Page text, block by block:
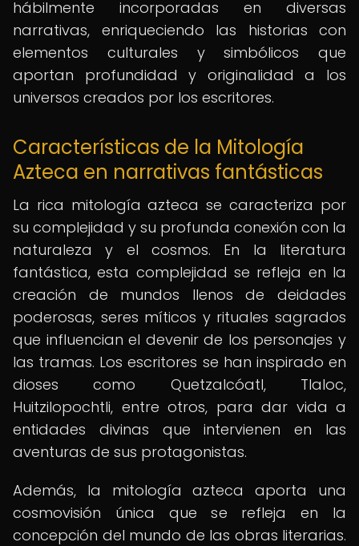
hábilmente incorporadas en diversas
narrativas, enriqueciendo las historias con
elementos culturales y simbólicos que
aportan profundidad y originalidad a los
universos creados por los escritores.
Características de la Mitología
Azteca en narrativas fantásticas
La rica mitología azteca se caracteriza por
su complejidad y su profunda conexión con la
naturaleza y el cosmos. En la literatura
fantástica, esta complejidad se refleja en la
creación de mundos llenos de deidades
poderosas, seres míticos y rituales sagrados
que influencian el devenir de los personajes y
las tramas. Los escritores se han inspirado en
dioses como Quetzalcóatl, Tlaloc,
Huitzilopochtli, entre otros, para dar vida a
entidades divinas que intervienen en las
aventuras de sus protagonistas.
Además, la mitología azteca aporta una
cosmovisión única que se refleja en la
concepción del mundo de las obras literarias.